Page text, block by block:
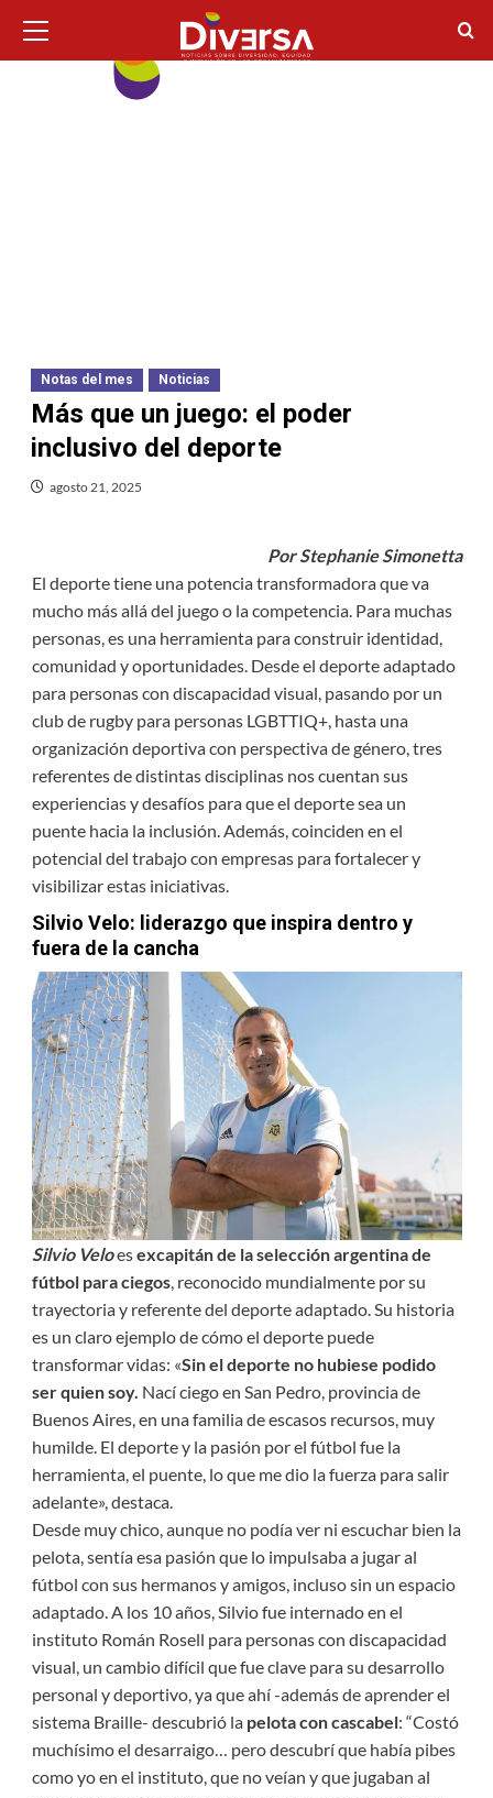
contenido
principal
Notas del mes Noticias
Más que un juego: el poder
inclusivo del deporte
agosto 21, 2025
Por Stephanie Simonetta
El deporte tiene una potencia transformadora que va
mucho más allá del juego o la competencia. Para muchas
personas, es una herramienta para construir identidad,
comunidad y oportunidades. Desde el deporte adaptado
para personas con discapacidad visual, pasando por un
club de rugby para personas LGBTTIQ+, hasta una
organización deportiva con perspectiva de género, tres
referentes de distintas disciplinas nos cuentan sus
experiencias y desafíos para que el deporte sea un
puente hacia la inclusión. Además, coinciden en el
potencial del trabajo con empresas para fortalecer y
visibilizar estas iniciativas.
Silvio Velo: liderazgo que inspira dentro y
fuera de la cancha
Silvio Veloesexcapitán de la selección argentina de
fútbol para ciegos, reconocido mundialmente por su
trayectoria y referente del deporte adaptado. Su historia
es un claro ejemplo de cómo el deporte puede
transformar vidas: «Sin el deporte no hubiese podido
ser quien soy. Nací ciego en San Pedro, provincia de
Buenos Aires, en una familia de escasos recursos, muy
humilde. El deporte y la pasión por el fútbol fue la
herramienta, el puente, lo que me dio la fuerza para salir
adelante», destaca.
Desde muy chico, aunque no podía ver ni escuchar bien la
pelota, sentía esa pasión que lo impulsaba a jugar al
fútbol con sus hermanos y amigos, incluso sin un espacio
adaptado. A los 10 años, Silvio fue internado en el
instituto Román Rosell para personas con discapacidad
visual, un cambio difícil que fue clave para su desarrollo
personal y deportivo, ya que ahí -además de aprender el
sistema Braille- descubrió la pelota con cascabel: “Costó
muchísimo el desarraigo… pero descubrí que había pibes
como yo en el instituto, que no veían y que jugaban al